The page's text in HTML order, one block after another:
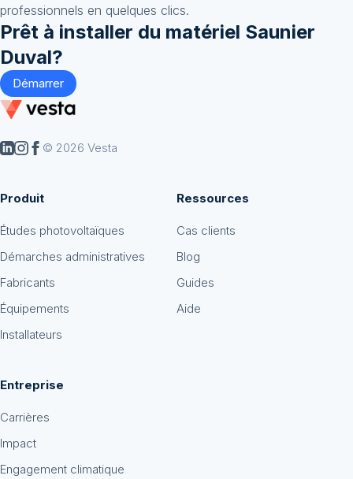
professionnels en quelques clics.
Prêt à installer du matériel Saunier
Duval?
Démarrer
© 2026 Vesta
Produit
Études photovoltaïques
Démarches administratives
Fabricants
Équipements
Installateurs
Ressources
Cas clients
Blog
Guides
Aide
Entreprise
Carrières
Impact
Engagement climatique